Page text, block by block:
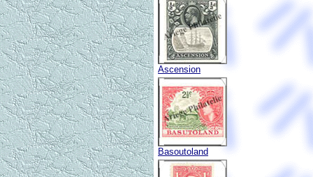
Ascension
Basoutoland